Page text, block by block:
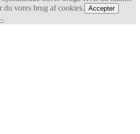
du vores brug af cookies. Accepter